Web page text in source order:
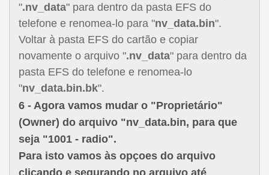
".nv_data" para dentro da pasta EFS do
telefone e renomea-lo para "nv_data.bin".
Voltar à pasta EFS do cartão e copiar
novamente o arquivo ".nv_data" para dentro da
pasta EFS do telefone e renomea-lo
"nv_data.bin.bk".
6 -Agora vamos mudar o "Proprietário"
(Owner) do arquivo "nv_data.bin, para que
seja "1001 - radio".
Para isto vamos às opçoes do arquivo
clicando e segurando no arquivo até